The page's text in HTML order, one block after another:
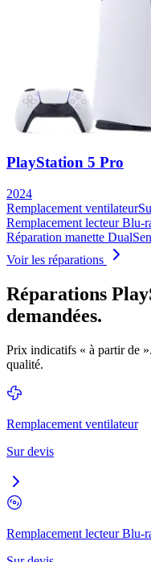
PlayStation 5 Pro
2024
Remplacement ventilateur
Remplacement lecteur Blu-
Réparation manette
Voir les réparations
Réparations
demandées.
Prix indicatifs « à partir de
qualité.
Remplacement ventilateur
Sur devis
Remplacement lecteur Blu-